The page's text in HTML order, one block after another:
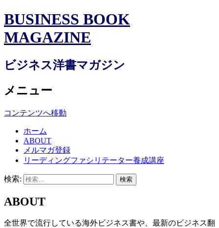
BUSINESS BOOK
MAGAZINE
ビジネス洋書マガジン
メニュー
コンテンツへ移動
ホーム
ABOUT
メルマガ登録
リーディングファシリテーター養成講座
検索:
ABOUT
全世界で流行している海外ビジネス書や、最新のビジネス翻